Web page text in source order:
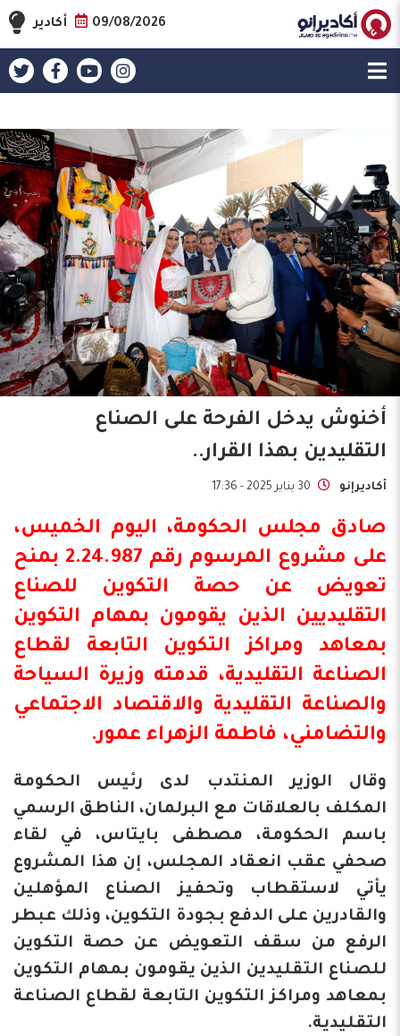
09/08/2026 أكادير
أخنوش يدخل الفرحة على الصناع
التقليدين بهذا القرار..
أكاديرإنو 30 يناير 2025 - 17:36
صادق مجلس الحكومة، اليوم الخميس،
على مشروع المرسوم رقم 2.24.987 بمنح
تعويض عن حصة التكوين للصناع
التقليديين الذين يقومون بمهام التكوين
بمعاهد ومراكز التكوين التابعة لقطاع
الصناعة التقليدية، قدمته وزيرة السياحة
والصناعة التقليدية والاقتصاد الاجتماعي
والتضامني، فاطمة الزهراء عمور.
وقال الوزير المنتدب لدى رئيس الحكومة
المكلف بالعلاقات مع البرلمان، الناطق الرسمي
باسم الحكومة، مصطفى بايتاس، في لقاء
صحفي عقب انعقاد المجلس، إن هذا المشروع
يأتي لاستقطاب وتحفيز الصناع المؤهلين
والقادرين على الدفع بجودة التكوين، وذلك عبطر
الرفع من سقف التعويض عن حصة التكوين
للصناع التقليدين الذين يقومون بمهام التكوين
بمعاهد ومراكز التكوين التابعة لقطاع الصناعة
التقليدية.